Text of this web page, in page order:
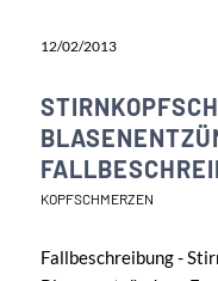
12/02/2013
KOPFSCHMERZEN
Fallbeschreibung -